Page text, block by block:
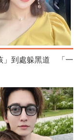
」到處躲黑道 「一